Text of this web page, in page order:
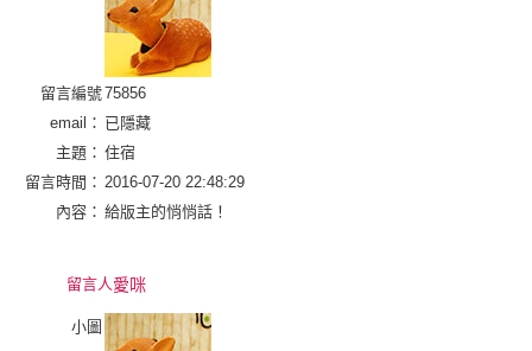
留言編號75856
email： 已隱藏
主題： 住宿
留言時間： 2016-07-20 22:48:29
內容： 給版主的悄悄話！
留言人愛咪
小圖